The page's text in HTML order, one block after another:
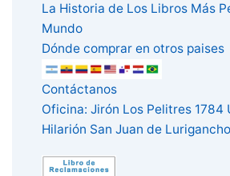
La Historia de Los Libros Más
Mundo
Dónde comprar en otros paises
Contáctanos
Oficina: Jirón Los Pelitres 1784
Hilarión San Juan de Lurigancho